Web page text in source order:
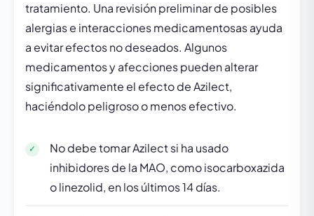
tratamiento. Una revisión preliminar de posibles
alergias e interacciones medicamentosas ayuda
a evitar efectos no deseados. Algunos
medicamentos y afecciones pueden alterar
significativamente el efecto de Azilect,
haciéndolo peligroso o menos efectivo.
No debe tomar Azilect si ha usado
inhibidores de la MAO, como isocarboxazida
o linezolid, en los últimos 14 días.